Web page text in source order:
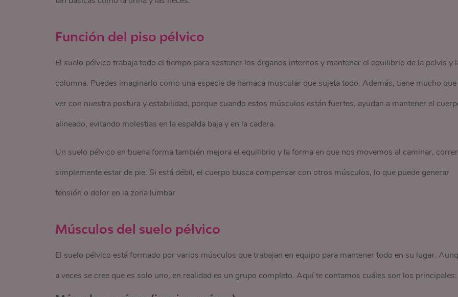
Función del piso pélvico
El suelo pélvico trabaja todo el tiempo para sostener los órganos internos y mantener el equilibrio de la pelvis y
columna. Puedes imaginarlo como una especie de hamaca muscular que sujeta todo. Además, tiene mucho que
ver con nuestra postura y estabilidad, porque cuando estos músculos están fuertes, ayudan a mantener el
alineado, evitando molestias en la espalda baja y en la cadera.
Un suelo pélvico en buena forma también mejora el equilibrio y la forma en que nos movemos al caminar,
simplemente estar de pie. Si está débil, el cuerpo busca compensar con otros músculos, lo que puede generar
tensión o dolor en la zona lumbar
Músculos del suelo pélvico
El suelo pélvico está formado por varios músculos que trabajan en equipo para mantener todo en su lugar.
a veces se cree que es solo uno, en realidad es un grupo completo. Aquí te contamos cuáles son los principales: